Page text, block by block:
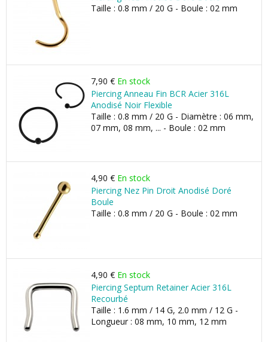
Taille : 0.8 mm / 20 G - Boule : 02 mm
7,90 € En stock
Piercing Anneau Fin BCR Acier 316L
Anodisé Noir Flexible
Taille : 0.8 mm / 20 G - Diamètre : 06 mm,
07 mm, 08 mm, ... - Boule : 02 mm
4,90 € En stock
Piercing Nez Pin Droit Anodisé Doré
Boule
Taille : 0.8 mm / 20 G - Boule : 02 mm
4,90 € En stock
Piercing Septum Retainer Acier 316L
Recourbé
Taille : 1.6 mm / 14 G, 2.0 mm / 12 G -
Longueur : 08 mm, 10 mm, 12 mm